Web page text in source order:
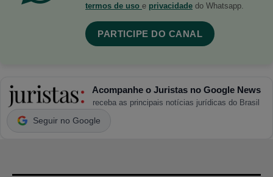
termos de uso e privacidade do Whatsapp.
PARTICIPE DO CANAL
Acompanhe o Juristas no Google News
receba as principais notícias jurídicas do Brasil
Seguir no Google